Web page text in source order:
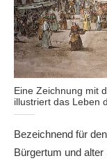
Eine Zeichnung mit
illustriert das Leben
Bezeichnend für
Bürgertum und